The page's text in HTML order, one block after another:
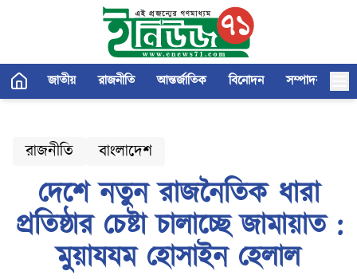
জাতীয় রাজনীতি আন্তর্জাতিক বিনোদন সম্পাদকীয়
রাজনীতি বাংলাদেশ
দেশে নতুন রাজনৈতিক ধারা
প্রতিষ্ঠার চেষ্টা চালাচ্ছে জামায়াত :
মুয়াযযম হোসাইন হেলাল